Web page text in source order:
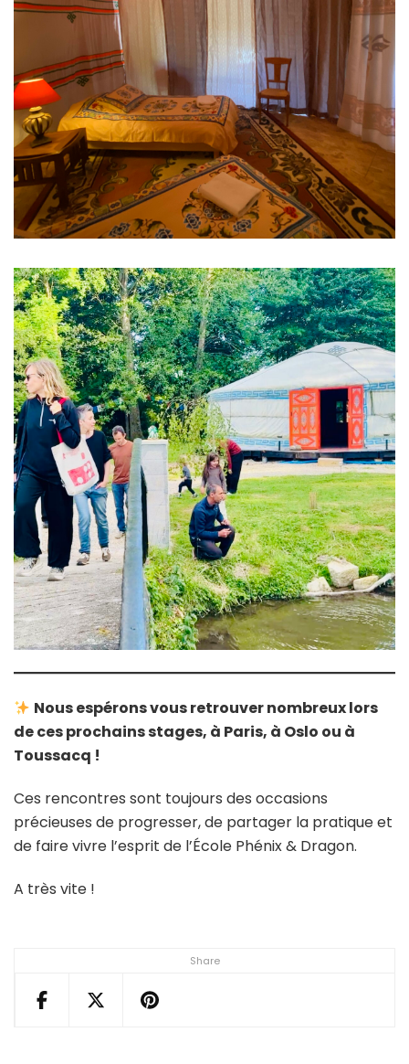
Share
Nous espérons vous retrouver nombreux lors
de ces prochains stages, à Paris, à Oslo ou à
Toussacq !
Ces rencontres sont toujours des occasions
précieuses de progresser, de partager la pratique et
de faire vivre l’esprit de l’École Phénix & Dragon.
A très vite !